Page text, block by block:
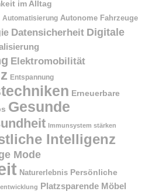
im Alltag
Automatisierung Autonome Fahrzeuge
Datensicherheit Digitale
Elektromobilität
Entspannung
Erneuerbare
Gesunde
Immunsystem stärken
Intelligenz
Mode
Naturerlebnis Persönliche
Platzsparende Möbel